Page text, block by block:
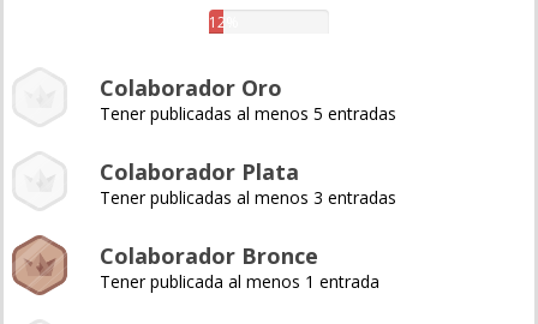
12%
Colaborador Oro
Tener publicadas al menos 5 entradas
Colaborador Plata
Tener publicadas al menos 3 entradas
Colaborador Bronce
Tener publicada al menos 1 entrada